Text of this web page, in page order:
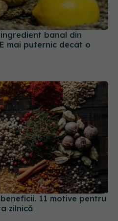
banal din
mai puternic decât o
11 motive pentru
zilnică